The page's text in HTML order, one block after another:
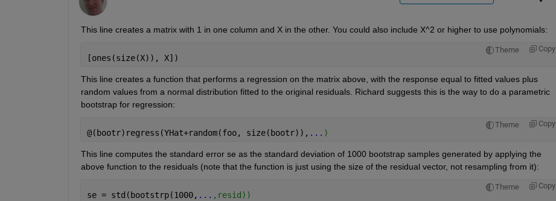
This line creates a matrix with 1 in one column and X in the other. You could also include X^2 or higher to use polynomials:
Theme Copy
[ones(size(X)), X])
This line creates a function that performs a regression on the matrix above, with the response equal to fitted values plus
random values from a normal distribution fitted to the original residuals. Richard suggests this is the way to do a parametric
bootstrap for regression:
Theme Copy
@(bootr)regress(YHat+random(foo, size(bootr)), ... )
This line computes the standard error se as the standard deviation of 1000 bootstrap samples generated by applying the
above function to the residuals (note that the function is just using the size of the residual vector, not resampling from it):
Theme Copy
se = std(bootstrp(1000, ... ,resid))